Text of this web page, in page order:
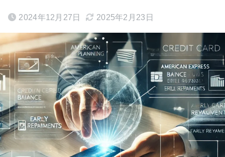
2024年12月27日 2025年2月23日